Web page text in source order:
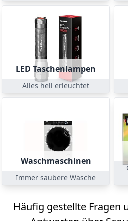
LED Taschenlampen
Alles hell erleuchtet
Waschmaschinen
Immer saubere Wäsche
Häufig gestellte Fragen